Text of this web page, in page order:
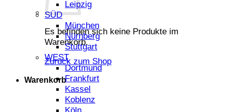
Es befinden sich keine Produkte im
Warenkorb.
Zurück zum Shop
Warenkorb
Leipzig
SÜD
München
Nürnberg
Stuttgart
WEST
Dortmund
Frankfurt
Kassel
Koblenz
Köln